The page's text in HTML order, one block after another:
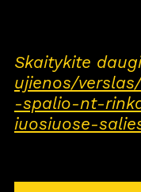
Skaitykite
ujienos/
-spalio-nt-
iuosiuose-